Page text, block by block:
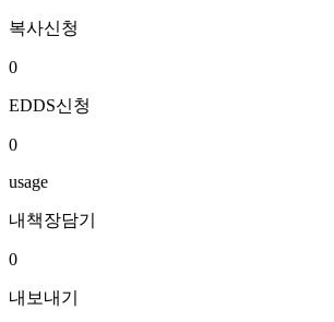
복사신청
0
EDDS신청
0
usage
내책장담기
0
내보내기